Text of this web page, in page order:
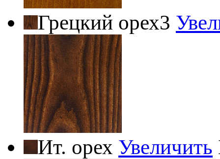
Грецкий орех3
Ит. орех Увеличить